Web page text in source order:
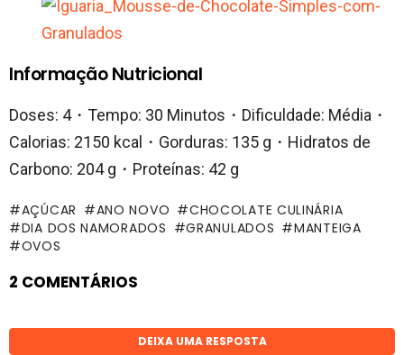
Informação Nutricional
Doses: 4・Tempo: 30 Minutos・Dificuldade: Média・
Calorias: 2150 kcal・Gorduras: 135 g・Hidratos de
Carbono: 204 g・Proteínas: 42 g
AÇÚCAR ANO NOVO
CHOCOLATE CULINÁRIA
DIA DOS NAMORADOS
GRANULADOS
MANTEIGA
OVOS
2 COMENTÁRIOS
DEIXA UMA RESPOSTA